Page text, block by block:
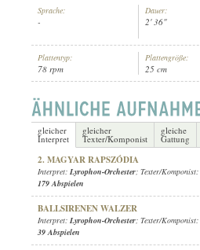
Sprache:
-
Dauer:
2' 36"
Plattentyp:
78 rpm
Plattengröße:
25 cm
gleicher
Interpret
gleicher
Texter/Komponist
gleiche
Gattung
2. MAGYAR RAPSZÓDIA
Interpret: Lyrophon-Orchester; Texter/Komponist:
179 Abspielen
BALLSIRENEN WALZER
Interpret: Lyrophon-Orchester; Texter/Komponist:
39 Abspielen